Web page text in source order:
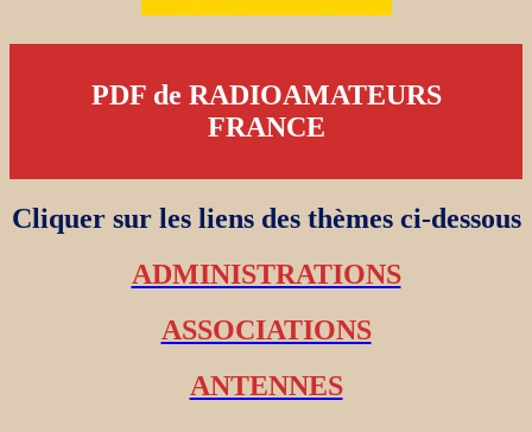
PDF de RADIOAMATEURS
FRANCE
Cliquer sur les liens des thèmes ci-dessous
ADMINISTRATIONS
ASSOCIATIONS
ANTENNES